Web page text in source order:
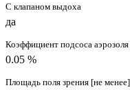
С клапаном выдоха
да
Коэффициент подсоса
0.05 %
Площадь поля зрения [не менее]